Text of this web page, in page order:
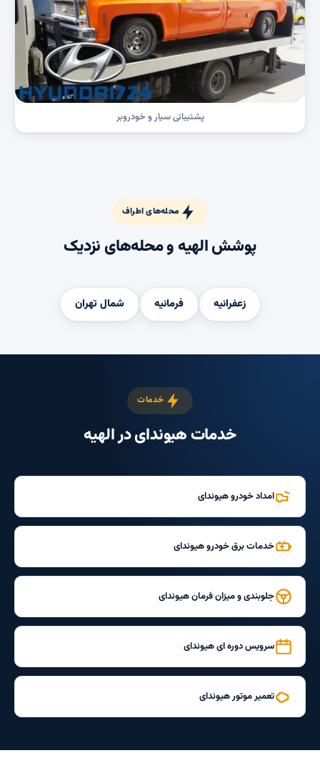
پشتیبانی سیار و خودروبر
محله‌های اطراف
پوشش الهیه و محله‌های نزدیک
زعفرانیه فرمانیه شمال تهران
خدمات
خدمات هیوندای در الهیه
امداد خودرو هیوندای
خدمات برق خودرو هیوندای
جلوبندی و میزان فرمان هیوندای
سرویس دوره ای هیوندای
تعمیر موتور هیوندای